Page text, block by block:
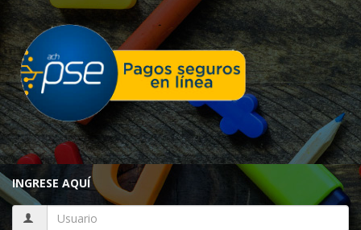
INGRESE AQUÍ